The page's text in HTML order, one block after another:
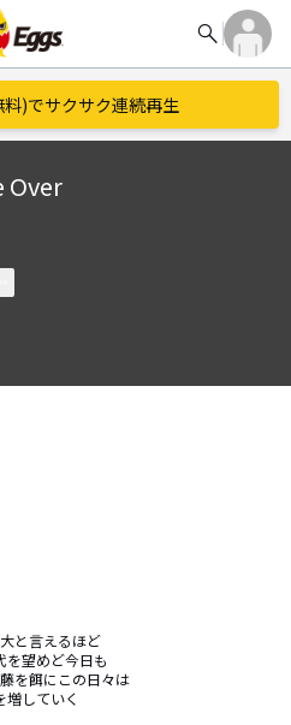
search
)でサクサク連続再生
Over
と言えるほど
を望めど今日も
を餌にこの日々は
増していく